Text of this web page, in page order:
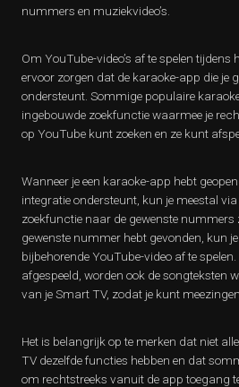
nummers en muziekvideo’s.
Om YouTube-video’s af te spelen tijdens
ervoor zorgen dat de karaoke-app die je
ondersteunt. Sommige populaire
ingebouwde zoekfunctie waarmee je
op YouTube kunt zoeken en ze kunt
Wanneer je een karaoke-app hebt
integratie ondersteunt, kun je meestal
zoekfunctie naar de gewenste nummers
gewenste nummer hebt gevonden, kun
bijbehorende YouTube-video af te
afgespeeld, worden ook de songteksten
van je Smart TV, zodat je kunt meezingen.
Het is belangrijk op te merken dat niet
TV dezelfde functies hebben en dat
om rechtstreeks vanuit de app toegang